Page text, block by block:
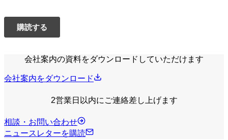
会社案内の資料をダウンロードしていただけます
会社案内をダウンロード
2営業日以内にご連絡差し上げます
相談・お問い合わせ
ニュースレターを購読